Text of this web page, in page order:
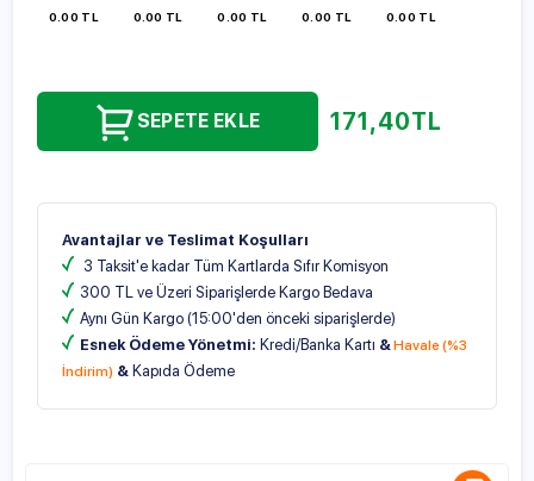
0.00 TL 0.00 TL 0.00 TL 0.00 TL 0.00 TL
SEPETE EKLE 171,40TL
Avantajlar ve Teslimat Koşulları
3 Taksit'e kadar Tüm Kartlarda Sıfır Komisyon
300 TL ve Üzeri Siparişlerde Kargo Bedava
Aynı Gün Kargo (15:00'den önceki siparişlerde)
Esnek Ödeme Yönetmi: Kredi/Banka Kartı &Havale (%3
İndirim) & Kapıda Ödeme